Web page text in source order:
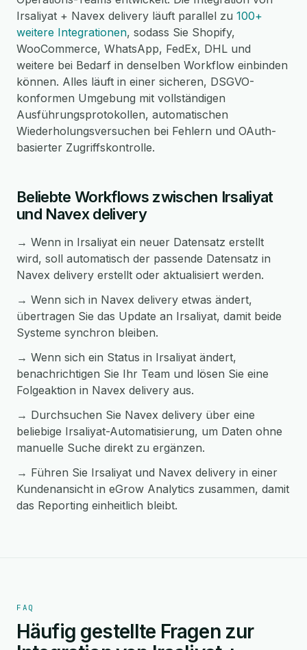
Irsaliyat + Navex delivery läuft parallel zu 100+
weitere Integrationen, sodass Sie Shopify,
WooCommerce, WhatsApp, FedEx, DHL und
weitere bei Bedarf in denselben Workflow einbinden
können. Alles läuft in einer sicheren, DSGVO-
konformen Umgebung mit vollständigen
Ausführungsprotokollen, automatischen
Wiederholungsversuchen bei Fehlern und OAuth-
basierter Zugriffskontrolle.
Beliebte Workflows zwischen Irsaliyat
und Navex delivery
→ Wenn in Irsaliyat ein neuer Datensatz erstellt
wird, soll automatisch der passende Datensatz in
Navex delivery erstellt oder aktualisiert werden.
→ Wenn sich in Navex delivery etwas ändert,
übertragen Sie das Update an Irsaliyat, damit beide
Systeme synchron bleiben.
→ Wenn sich ein Status in Irsaliyat ändert,
benachrichtigen Sie Ihr Team und lösen Sie eine
Folgeaktion in Navex delivery aus.
→ Durchsuchen Sie Navex delivery über eine
beliebige Irsaliyat-Automatisierung, um Daten ohne
manuelle Suche direkt zu ergänzen.
→ Führen Sie Irsaliyat und Navex delivery in einer
Kundenansicht in eGrow Analytics zusammen, damit
das Reporting einheitlich bleibt.
FAQ
Häufig gestellte Fragen zur